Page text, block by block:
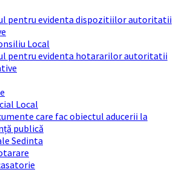
pentru evidenta dispozitiilor autoritatii
Local
pentru evidenta hotararilor autoritatii
Local
care fac obiectul aducerii la
publică
Sedinta